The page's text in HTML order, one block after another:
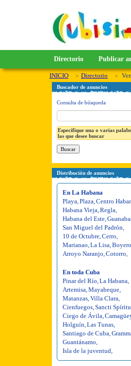
Directorio Publicar
INICIO Directorio
Buscador de anuncios
Consulta de búsqueda
Especifique una o varias
las que desee buscar
Distribución de anuncios
En La Habana
Playa Plaza Centro
Habana Vieja Regla
Habana del Este
San Miguel del Padrón
10 de Octubre Cerro
Marianao La Lisa
Arroyo Naranjo Cotorro
En toda Cuba
Pinar del Río La Habana
Artemisa Mayabeque
Matanzas Villa Clara
Cienfuegos Sancti
Ciego de Ávila
Holguín Las Tunas
Santiago de Cuba
Guantánamo
Isla de la juventud